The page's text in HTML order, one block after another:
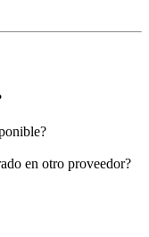
en otro proveedor?